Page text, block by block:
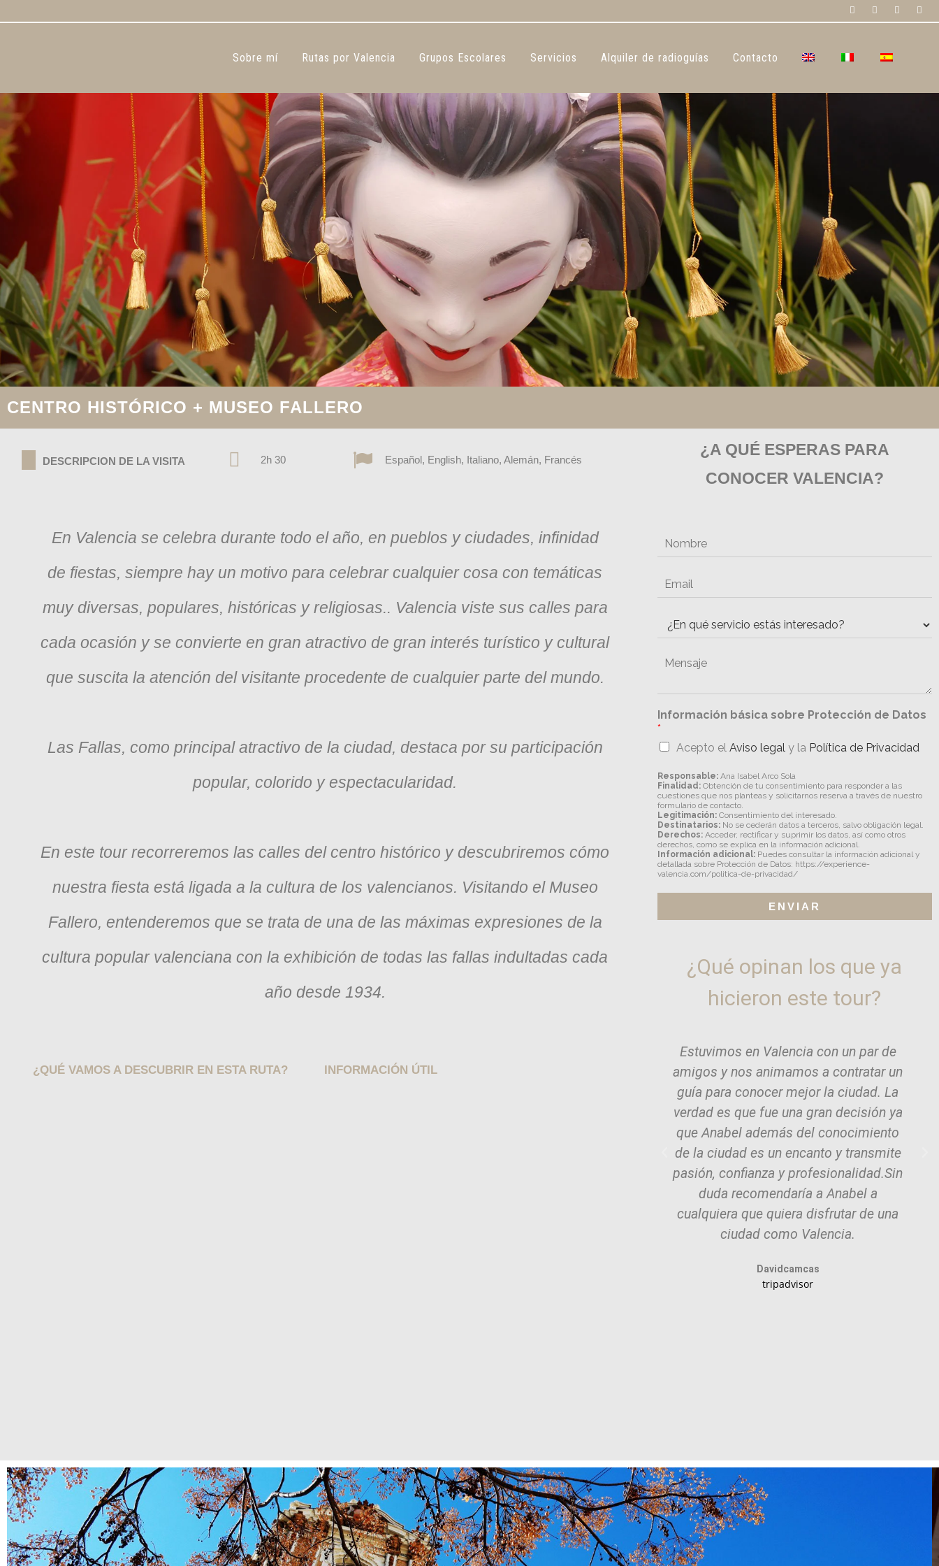
Sobre mí Rutas por Valencia Grupos Escolares Servicios Alquiler de radioguías Contacto
CENTRO HISTÓRICO + MUSEO FALLERO
DESCRIPCION DE LA VISITA 2h 30 Español, English, Italiano, Alemán, Francés
En Valencia se celebra durante todo el año, en pueblos y ciudades, infinidad
de fiestas, siempre hay un motivo para celebrar cualquier cosa con temáticas
muy diversas, populares, históricas y religiosas.. Valencia viste sus calles para
cada ocasión y se convierte en gran atractivo de gran interés turístico y cultural
que suscita la atención del visitante procedente de cualquier parte del mundo.
Las Fallas, como principal atractivo de la ciudad, destaca por su participación
popular, colorido y espectacularidad.
En este tour recorreremos las calles del centro histórico y descubriremos cómo
nuestra fiesta está ligada a la cultura de los valencianos. Visitando el Museo
Fallero, entenderemos que se trata de una de las máximas expresiones de la
cultura popular valenciana con la exhibición de todas las fallas indultadas cada
año desde 1934.
¿QUÉ VAMOS A DESCUBRIR EN ESTA RUTA? INFORMACIÓN ÚTIL
¿A QUÉ ESPERAS PARA
CONOCER VALENCIA?
Información básica sobre Protección de Datos
*
Acepto el Aviso legaly la Política de Privacidad
Responsable:Ana Isabel Arco Sola
Finalidad:Obtención de tu consentimiento para responder a las
cuestiones que nos planteas y solicitarnos reserva a través de nuestro
formulario de contacto.
Legitimación:Consentimiento del interesado.
Destinatarios:No se cederán datos a terceros, salvo obligación legal.
Derechos:Acceder, rectificar y suprimir los datos, así como otros
derechos, como se explica en la información adicional.
Información adicional:Puedes consultar la información adicional y
detallada sobre Protección de Datos: https://experience-
valencia.com/politica-de-privacidad/
ENVIAR
¿Qué opinan los que ya
hicieron este tour?
Estuvimos en Valencia con un par de
amigos y nos animamos a contratar un
guía para conocer mejor la ciudad. La
verdad es que fue una gran decisión ya
que Anabel además del conocimiento
de la ciudad es un encanto y transmite
pasión, confianza y profesionalidad.Sin
duda recomendaría a Anabel a
cualquiera que quiera disfrutar de una
ciudad como Valencia.
Davidcamcas
tripadvisor